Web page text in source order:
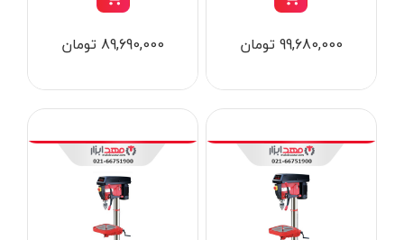
ابزار جوش و برش
ابزار اندازه گیری دقیق و لیزری
ابزار باغبانی
ابزار نجاری
ابزار بادی
برند ها
99,680,000 تومان 89,690,000 تومان